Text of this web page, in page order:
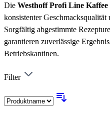
Die Westhoff Profi Line Kaffee
konsistenter
Sorgfältig abgestimmte
garantieren zuverlässige
Betriebskantinen.
Filter